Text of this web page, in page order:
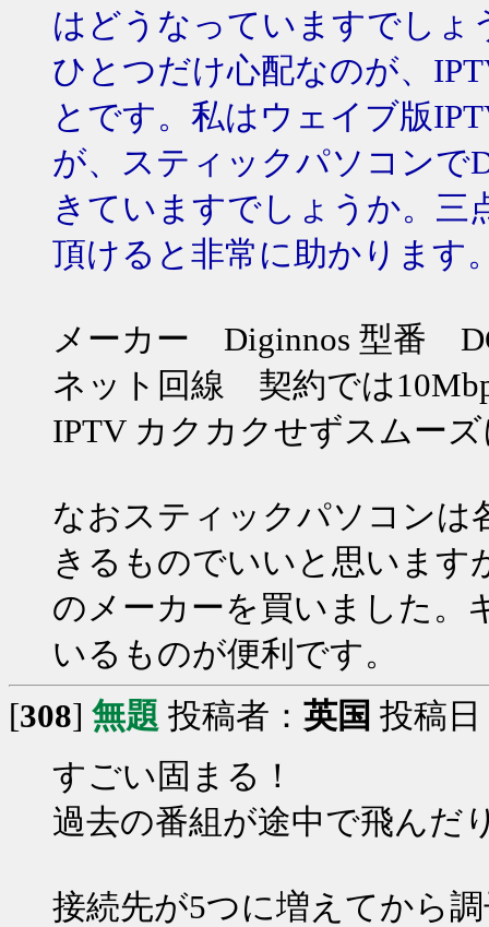
はどうなっていますでしょ
ひとつだけ心配なのが、
とです。私はウェイブ版
が、スティックパソコンで
きていますでしょうか。三
頂けると非常に助かります
メーカー Diginnos 型番
ネット回線 契約では
IPTV カクカクせずスムー
なおスティックパソコンは
きるものでいいと思います
のメーカーを買いました。
いるものが便利です。
[308] 無題 投稿者： 英国 投稿
すごい固まる！
過去の番組が途中で飛んだ
接続先が5つに増えてから